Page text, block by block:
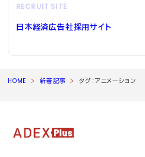
RECRUIT SITE
日本経済広告社採用サイト
HOME 新着記事 タグ：アニメーション